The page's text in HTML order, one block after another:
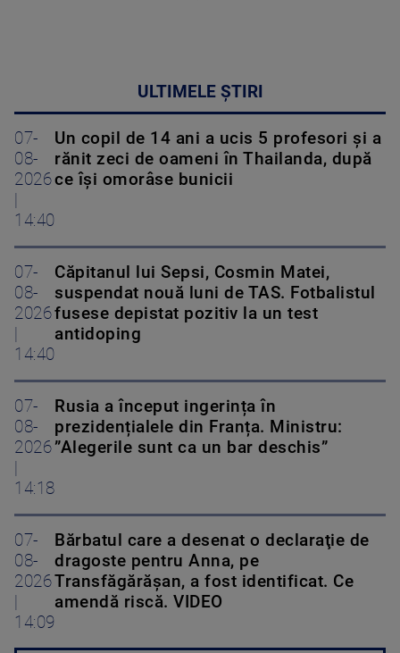
ULTIMELE ȘTIRI
07-
08-
2026
|
14:40
Un copil de 14 ani a ucis 5 profesori și a
rănit zeci de oameni în Thailanda, după
ce își omorâse bunicii
07-
08-
2026
|
14:40
Căpitanul lui Sepsi, Cosmin Matei,
suspendat nouă luni de TAS. Fotbalistul
fusese depistat pozitiv la un test
antidoping
07-
08-
2026
|
14:18
Rusia a început ingerința în
prezidențialele din Franța. Ministru:
”Alegerile sunt ca un bar deschis”
07-
08-
2026
|
14:09
Bărbatul care a desenat o declaraţie de
dragoste pentru Anna, pe
Transfăgărăşan, a fost identificat. Ce
amendă riscă. VIDEO